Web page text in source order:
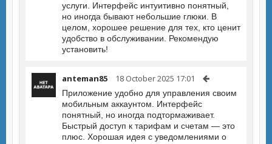
услуги. Интерфейс интуитивно понятный,
но иногда бывают небольшие глюки. В
целом, хорошее решение для тех, кто ценит
удобство в обслуживании. Рекомендую
установить!
anteman85 18 October 2025 17:01
Приложение удобно для управления своим
мобильным аккаунтом. Интерфейс
понятный, но иногда подтормаживает.
Быстрый доступ к тарифам и счетам — это
плюс. Хорошая идея с уведомлениями о